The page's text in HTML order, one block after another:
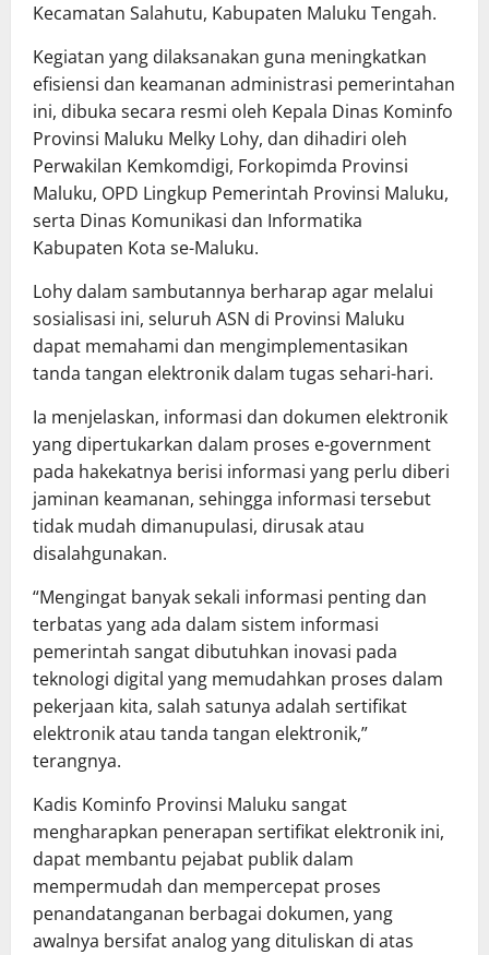
Kecamatan Salahutu, Kabupaten Maluku Tengah.
Kegiatan yang dilaksanakan guna meningkatkan
efisiensi dan keamanan administrasi pemerintahan
ini, dibuka secara resmi oleh Kepala Dinas Kominfo
Provinsi Maluku Melky Lohy, dan dihadiri oleh
Perwakilan Kemkomdigi, Forkopimda Provinsi
Maluku, OPD Lingkup Pemerintah Provinsi Maluku,
serta Dinas Komunikasi dan Informatika
Kabupaten Kota se-Maluku.
Lohy dalam sambutannya berharap agar melalui
sosialisasi ini, seluruh ASN di Provinsi Maluku
dapat memahami dan mengimplementasikan
tanda tangan elektronik dalam tugas sehari-hari.
Ia menjelaskan, informasi dan dokumen elektronik
yang dipertukarkan dalam proses e-government
pada hakekatnya berisi informasi yang perlu diberi
jaminan keamanan, sehingga informasi tersebut
tidak mudah dimanupulasi, dirusak atau
disalahgunakan.
“Mengingat banyak sekali informasi penting dan
terbatas yang ada dalam sistem informasi
pemerintah sangat dibutuhkan inovasi pada
teknologi digital yang memudahkan proses dalam
pekerjaan kita, salah satunya adalah sertifikat
elektronik atau tanda tangan elektronik,”
terangnya.
Kadis Kominfo Provinsi Maluku sangat
mengharapkan penerapan sertifikat elektronik ini,
dapat membantu pejabat publik dalam
mempermudah dan mempercepat proses
penandatanganan berbagai dokumen, yang
awalnya bersifat analog yang dituliskan di atas